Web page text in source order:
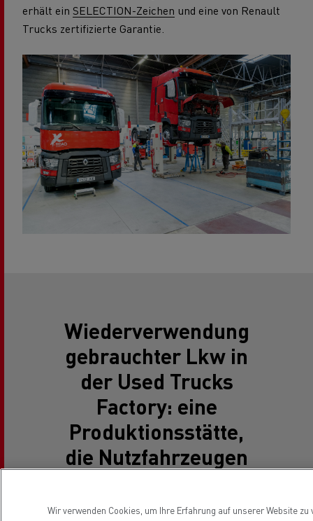
erhält ein SELECTION-Zeichen und eine von Renault
Trucks zertifizierte Garantie.
Wiederverwendung
gebrauchter Lkw in
der Used Trucks
Factory: eine
Produktionsstätte,
die Nutzfahrzeugen
einhaucht
Wir verwenden Cookies, um Ihre Erfahrung auf unserer Website